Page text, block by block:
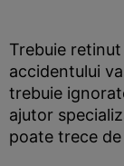
Trebuie
accidentului
trebuie
ajutor
poate trece de